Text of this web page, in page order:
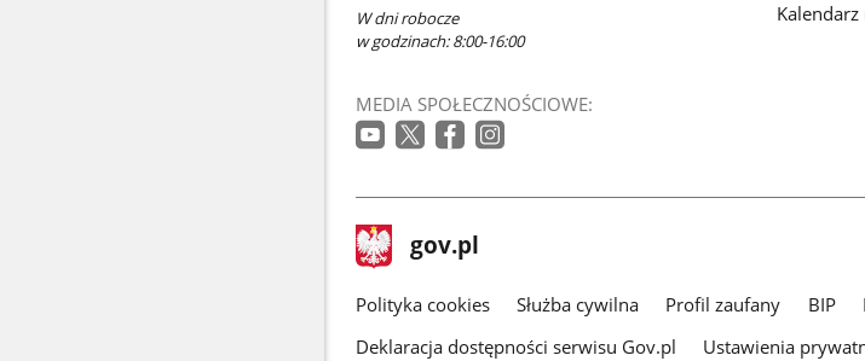
W dni robocze
w godzinach: 8:00-16:00
MEDIA SPOŁECZNOŚCIOWE:
stopka
gov.pl Strona
gov.pl
gov.pl
Polityka cookies Służba cywilna Profil zaufany BIP
Deklaracja dostępności serwisu Gov.pl
Ustawienia